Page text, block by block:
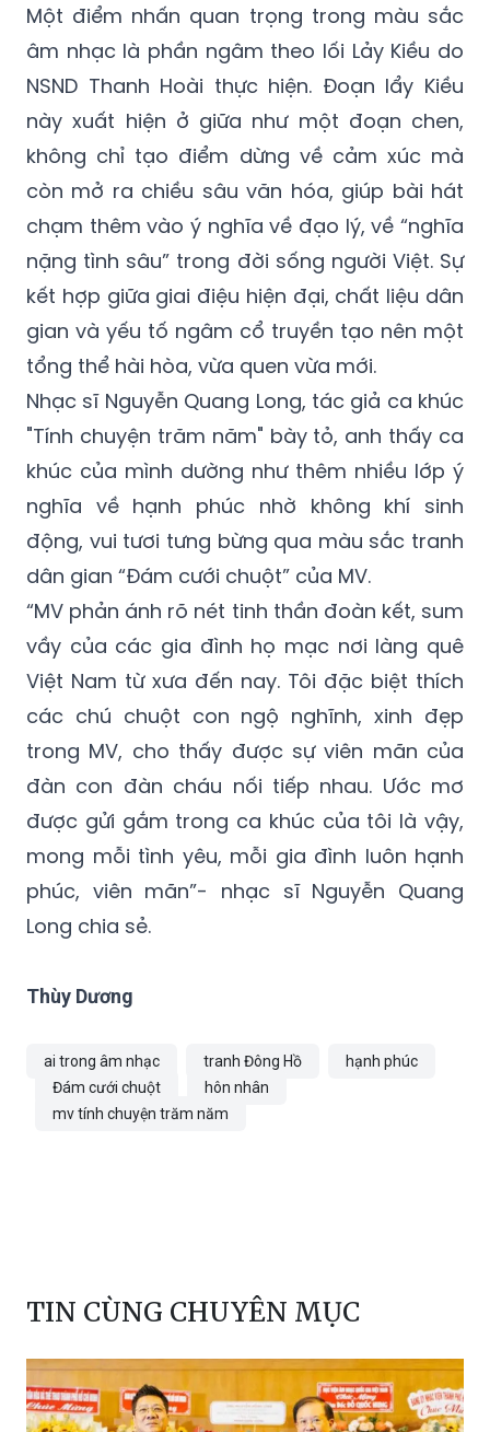
Một điểm nhấn quan trọng trong màu sắc
âm nhạc là phần ngâm theo lối Lảy Kiều do
NSND Thanh Hoài thực hiện. Đoạn lẩy Kiều
này xuất hiện ở giữa như một đoạn chen,
không chỉ tạo điểm dừng về cảm xúc mà
còn mở ra chiều sâu văn hóa, giúp bài hát
chạm thêm vào ý nghĩa về đạo lý, về “nghĩa
nặng tình sâu” trong đời sống người Việt. Sự
kết hợp giữa giai điệu hiện đại, chất liệu dân
gian và yếu tố ngâm cổ truyền tạo nên một
tổng thể hài hòa, vừa quen vừa mới.
Nhạc sĩ Nguyễn Quang Long, tác giả ca khúc
"Tính chuyện trăm năm" bày tỏ, anh thấy ca
khúc của mình dường như thêm nhiều lớp ý
nghĩa về hạnh phúc nhờ không khí sinh
động, vui tươi tưng bừng qua màu sắc tranh
dân gian “Đám cưới chuột” của MV.
“MV phản ánh rõ nét tinh thần đoàn kết, sum
vầy của các gia đình họ mạc nơi làng quê
Việt Nam từ xưa đến nay. Tôi đặc biệt thích
các chú chuột con ngộ nghĩnh, xinh đẹp
trong MV, cho thấy được sự viên mãn của
đàn con đàn cháu nối tiếp nhau. Ước mơ
được gửi gắm trong ca khúc của tôi là vậy,
mong mỗi tình yêu, mỗi gia đình luôn hạnh
phúc, viên mãn”- nhạc sĩ Nguyễn Quang
Long chia sẻ.
Thùy Dương
ai trong âm nhạc tranh Đông Hồ
hạnh phúc
Đám cưới chuột
hôn nhân
mv tính chuyện trăm năm
TIN CÙNG CHUYÊN MỤC